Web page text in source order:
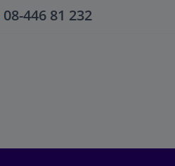
08-446 81 232